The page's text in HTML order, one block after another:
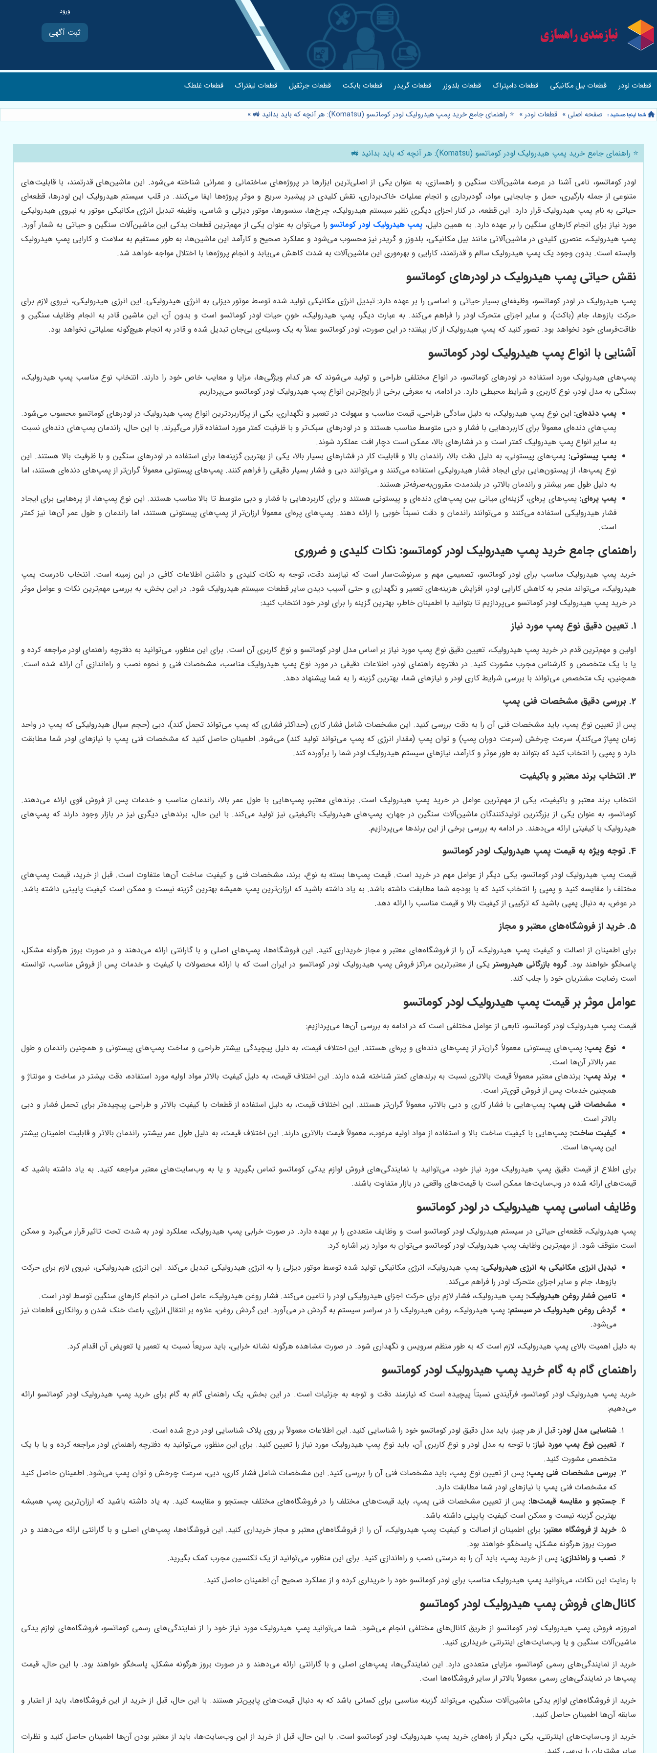
ثبت آگهی
قطعات لودر قطعات بیل مکانیکی قطعات دامپتراک قطعات بلدوزر قطعات گریدر قطعات بابکت قطعات جرثقیل قطعات لیفتراک قطعات غلطک
صفحه اصلی » قطعات لودر» ⭐️ راهنمای جامع خرید پمپ هیدرولیک لودر کوماتسو (Komatsu): هر آنچه که باید بدانید 🚜 »
⭐️ راهنمای جامع خرید پمپ هیدرولیک لودر کوماتسو (Komatsu): هر آنچه که باید بدانید 🚜
لودر کوماتسو، نامی آشنا در عرصه ماشین‌آلات سنگین و راهسازی، به عنوان یکی از اصلی‌ترین ابزارها در پروژه‌های ساختمانی و عمرانی شناخته می‌شود. این ماشین‌های قدرتمند، با قابلیت‌های
متنوعی از جمله بارگیری، حمل و جابجایی مواد، گودبرداری و انجام عملیات خاک‌برداری، نقش کلیدی در پیشبرد سریع و موثر پروژه‌ها ایفا می‌کنند. در قلب سیستم هیدرولیک این لودرها، قطعه‌ای
حیاتی به نام پمپ هیدرولیک قرار دارد. این قطعه، در کنار اجزای دیگری نظیر سیستم هیدرولیک، چرخ‌ها، سنسورها، موتور دیزلی و شاسی، وظیفه تبدیل انرژی مکانیکی موتور به نیروی هیدرولیکی
مورد نیاز برای انجام کارهای سنگین را بر عهده دارد. به همین دلیل، پمپ هیدرولیک لودر کوماتسورا می‌توان به عنوان یکی از مهم‌ترین قطعات یدکی این ماشین‌آلات سنگین و حیاتی به شمار آورد.
پمپ هیدرولیک، عنصری کلیدی در ماشین‌آلاتی مانند بیل مکانیکی، بلدوزر و گریدر نیز محسوب می‌شود و عملکرد صحیح و کارآمد این ماشین‌ها، به طور مستقیم به سلامت و کارایی پمپ هیدرولیک
وابسته است. بدون وجود یک پمپ هیدرولیک سالم و قدرتمند، کارایی و بهره‌وری این ماشین‌آلات به شدت کاهش می‌یابد و انجام پروژه‌ها با اختلال مواجه خواهد شد.
نقش حیاتی پمپ هیدرولیک در لودرهای کوماتسو
پمپ هیدرولیک در لودر کوماتسو، وظیفه‌ای بسیار حیاتی و اساسی را بر عهده دارد: تبدیل انرژی مکانیکی تولید شده توسط موتور دیزلی به انرژی هیدرولیکی. این انرژی هیدرولیکی، نیروی لازم برای
حرکت بازوها، جام (باکت)، و سایر اجزای متحرک لودر را فراهم می‌کند. به عبارت دیگر، پمپ هیدرولیک، خونِ حیات لودر کوماتسو است و بدون آن، این ماشین قادر به انجام وظایف سنگین و
طاقت‌فرسای خود نخواهد بود. تصور کنید که پمپ هیدرولیک از کار بیفتد؛ در این صورت، لودر کوماتسو عملاً به یک وسیله‌ی بی‌جان تبدیل شده و قادر به انجام هیچ‌گونه عملیاتی نخواهد بود.
آشنایی با انواع پمپ هیدرولیک لودر کوماتسو
پمپ‌های هیدرولیک مورد استفاده در لودرهای کوماتسو، در انواع مختلفی طراحی و تولید می‌شوند که هر کدام ویژگی‌ها، مزایا و معایب خاص خود را دارند. انتخاب نوع مناسب پمپ هیدرولیک،
بستگی به مدل لودر، نوع کاربری و شرایط محیطی دارد. در ادامه، به معرفی برخی از رایج‌ترین انواع پمپ هیدرولیک لودر کوماتسو می‌پردازیم:
پمپ دنده‌ای: این نوع پمپ هیدرولیک، به دلیل سادگی طراحی، قیمت مناسب و سهولت در تعمیر و نگهداری، یکی از پرکاربردترین انواع پمپ هیدرولیک در لودرهای کوماتسو محسوب می‌شود.
پمپ‌های دنده‌ای معمولاً برای کاربردهایی با فشار و دبی متوسط مناسب هستند و در لودرهای سبک‌تر و با ظرفیت کمتر مورد استفاده قرار می‌گیرند. با این حال، راندمان پمپ‌های دنده‌ای نسبت
به سایر انواع پمپ هیدرولیک کمتر است و در فشارهای بالا، ممکن است دچار افت عملکرد شوند.
پمپ پیستونی: پمپ‌های پیستونی، به دلیل دقت بالا، راندمان بالا و قابلیت کار در فشارهای بسیار بالا، یکی از بهترین گزینه‌ها برای استفاده در لودرهای سنگین و با ظرفیت بالا هستند. این
نوع پمپ‌ها، از پیستون‌هایی برای ایجاد فشار هیدرولیکی استفاده می‌کنند و می‌توانند دبی و فشار بسیار دقیقی را فراهم کنند. پمپ‌های پیستونی معمولاً گران‌تر از پمپ‌های دنده‌ای هستند، اما
به دلیل طول عمر بیشتر و راندمان بالاتر، در بلندمدت مقرون‌به‌صرفه‌تر هستند.
پمپ پره‌ای: پمپ‌های پره‌ای، گزینه‌ای میانی بین پمپ‌های دنده‌ای و پیستونی هستند و برای کاربردهایی با فشار و دبی متوسط تا بالا مناسب هستند. این نوع پمپ‌ها، از پره‌هایی برای ایجاد
فشار هیدرولیکی استفاده می‌کنند و می‌توانند راندمان و دقت نسبتاً خوبی را ارائه دهند. پمپ‌های پره‌ای معمولاً ارزان‌تر از پمپ‌های پیستونی هستند، اما راندمان و طول عمر آن‌ها نیز کمتر
است.
راهنمای جامع خرید پمپ هیدرولیک لودر کوماتسو: نکات کلیدی و ضروری
خرید پمپ هیدرولیک مناسب برای لودر کوماتسو، تصمیمی مهم و سرنوشت‌ساز است که نیازمند دقت، توجه به نکات کلیدی و داشتن اطلاعات کافی در این زمینه است. انتخاب نادرست پمپ
هیدرولیک، می‌تواند منجر به کاهش کارایی لودر، افزایش هزینه‌های تعمیر و نگهداری و حتی آسیب دیدن سایر قطعات سیستم هیدرولیک شود. در این بخش، به بررسی مهم‌ترین نکات و عوامل موثر
در خرید پمپ هیدرولیک لودر کوماتسو می‌پردازیم تا بتوانید با اطمینان خاطر، بهترین گزینه را برای لودر خود انتخاب کنید:
1. تعیین دقیق نوع پمپ مورد نیاز
اولین و مهم‌ترین قدم در خرید پمپ هیدرولیک، تعیین دقیق نوع پمپ مورد نیاز بر اساس مدل لودر کوماتسو و نوع کاربری آن است. برای این منظور، می‌توانید به دفترچه راهنمای لودر مراجعه کرده و
یا با یک متخصص و کارشناس مجرب مشورت کنید. در دفترچه راهنمای لودر، اطلاعات دقیقی در مورد نوع پمپ هیدرولیک مناسب، مشخصات فنی و نحوه نصب و راه‌اندازی آن ارائه شده است.
همچنین، یک متخصص می‌تواند با بررسی شرایط کاری لودر و نیازهای شما، بهترین گزینه را به شما پیشنهاد دهد.
2. بررسی دقیق مشخصات فنی پمپ
پس از تعیین نوع پمپ، باید مشخصات فنی آن را به دقت بررسی کنید. این مشخصات شامل فشار کاری (حداکثر فشاری که پمپ می‌تواند تحمل کند)، دبی (حجم سیال هیدرولیکی که پمپ در واحد
زمان پمپاژ می‌کند)، سرعت چرخش (سرعت دوران پمپ) و توان پمپ (مقدار انرژی که پمپ می‌تواند تولید کند) می‌شود. اطمینان حاصل کنید که مشخصات فنی پمپ با نیازهای لودر شما مطابقت
دارد و پمپی را انتخاب کنید که بتواند به طور موثر و کارآمد، نیازهای سیستم هیدرولیک لودر شما را برآورده کند.
3. انتخاب برند معتبر و باکیفیت
انتخاب برند معتبر و باکیفیت، یکی از مهم‌ترین عوامل در خرید پمپ هیدرولیک است. برندهای معتبر، پمپ‌هایی با طول عمر بالا، راندمان مناسب و خدمات پس از فروش قوی ارائه می‌دهند.
کوماتسو، به عنوان یکی از بزرگترین تولیدکنندگان ماشین‌آلات سنگین در جهان، پمپ‌های هیدرولیک باکیفیتی نیز تولید می‌کند. با این حال، برندهای دیگری نیز در بازار وجود دارند که پمپ‌های
هیدرولیک با کیفیتی ارائه می‌دهند. در ادامه به بررسی برخی از این برندها می‌پردازیم.
4. توجه ویژه به قیمت پمپ هیدرولیک لودر کوماتسو
قیمت پمپ هیدرولیک لودر کوماتسو، یکی دیگر از عوامل مهم در خرید است. قیمت پمپ‌ها بسته به نوع، برند، مشخصات فنی و کیفیت ساخت آن‌ها متفاوت است. قبل از خرید، قیمت پمپ‌های
مختلف را مقایسه کنید و پمپی را انتخاب کنید که با بودجه شما مطابقت داشته باشد. به یاد داشته باشید که ارزان‌ترین پمپ همیشه بهترین گزینه نیست و ممکن است کیفیت پایینی داشته باشد.
در عوض، به دنبال پمپی باشید که ترکیبی از کیفیت بالا و قیمت مناسب را ارائه دهد.
5. خرید از فروشگاه‌های معتبر و مجاز
برای اطمینان از اصالت و کیفیت پمپ هیدرولیک، آن را از فروشگاه‌های معتبر و مجاز خریداری کنید. این فروشگاه‌ها، پمپ‌های اصلی و با گارانتی ارائه می‌دهند و در صورت بروز هرگونه مشکل،
پاسخگو خواهند بود. گروه بازرگانی هیدروستر یکی از معتبرترین مراکز فروش پمپ هیدرولیک لودر کوماتسو در ایران است که با ارائه محصولات با کیفیت و خدمات پس از فروش مناسب، توانسته
است رضایت مشتریان خود را جلب کند.
عوامل موثر بر قیمت پمپ هیدرولیک لودر کوماتسو
قیمت پمپ هیدرولیک لودر کوماتسو، تابعی از عوامل مختلفی است که در ادامه به بررسی آن‌ها می‌پردازیم:
نوع پمپ: پمپ‌های پیستونی معمولاً گران‌تر از پمپ‌های دنده‌ای و پره‌ای هستند. این اختلاف قیمت، به دلیل پیچیدگی بیشتر طراحی و ساخت پمپ‌های پیستونی و همچنین راندمان و طول
عمر بالاتر آن‌ها است.
برند پمپ: برندهای معتبر معمولاً قیمت بالاتری نسبت به برندهای کمتر شناخته شده دارند. این اختلاف قیمت، به دلیل کیفیت بالاتر مواد اولیه مورد استفاده، دقت بیشتر در ساخت و مونتاژ و
همچنین خدمات پس از فروش قوی‌تر است.
مشخصات فنی پمپ: پمپ‌هایی با فشار کاری و دبی بالاتر، معمولاً گران‌تر هستند. این اختلاف قیمت، به دلیل استفاده از قطعات با کیفیت بالاتر و طراحی پیچیده‌تر برای تحمل فشار و دبی
بالاتر است.
کیفیت ساخت: پمپ‌هایی با کیفیت ساخت بالا و استفاده از مواد اولیه مرغوب، معمولاً قیمت بالاتری دارند. این اختلاف قیمت، به دلیل طول عمر بیشتر، راندمان بالاتر و قابلیت اطمینان بیشتر
این پمپ‌ها است.
برای اطلاع از قیمت دقیق پمپ هیدرولیک مورد نیاز خود، می‌توانید با نمایندگی‌های فروش لوازم یدکی کوماتسو تماس بگیرید و یا به وب‌سایت‌های معتبر مراجعه کنید. به یاد داشته باشید که
قیمت‌های ارائه شده در وب‌سایت‌ها ممکن است با قیمت‌های واقعی در بازار متفاوت باشند.
وظایف اساسی پمپ هیدرولیک در لودر کوماتسو
پمپ هیدرولیک، قطعه‌ای حیاتی در سیستم هیدرولیک لودر کوماتسو است و وظایف متعددی را بر عهده دارد. در صورت خرابی پمپ هیدرولیک، عملکرد لودر به شدت تحت تاثیر قرار می‌گیرد و ممکن
است متوقف شود. از مهم‌ترین وظایف پمپ هیدرولیک لودر کوماتسو می‌توان به موارد زیر اشاره کرد:
تبدیل انرژی مکانیکی به انرژی هیدرولیکی: پمپ هیدرولیک، انرژی مکانیکی تولید شده توسط موتور دیزلی را به انرژی هیدرولیکی تبدیل می‌کند. این انرژی هیدرولیکی، نیروی لازم برای حرکت
بازوها، جام و سایر اجزای متحرک لودر را فراهم می‌کند.
تامین فشار روغن هیدرولیک: پمپ هیدرولیک، فشار لازم برای حرکت اجزای هیدرولیکی لودر را تامین می‌کند. فشار روغن هیدرولیک، عامل اصلی در انجام کارهای سنگین توسط لودر است.
گردش روغن هیدرولیک در سیستم: پمپ هیدرولیک، روغن هیدرولیک را در سراسر سیستم به گردش در می‌آورد. این گردش روغن، علاوه بر انتقال انرژی، باعث خنک شدن و روانکاری قطعات نیز
می‌شود.
به دلیل اهمیت بالای پمپ هیدرولیک، لازم است که به طور منظم سرویس و نگهداری شود. در صورت مشاهده هرگونه نشانه خرابی، باید سریعاً نسبت به تعمیر یا تعویض آن اقدام کرد.
راهنمای گام به گام خرید پمپ هیدرولیک لودر کوماتسو
خرید پمپ هیدرولیک لودر کوماتسو، فرآیندی نسبتاً پیچیده است که نیازمند دقت و توجه به جزئیات است. در این بخش، یک راهنمای گام به گام برای خرید پمپ هیدرولیک لودر کوماتسو ارائه
می‌دهیم:
شناسایی مدل لودر: قبل از هر چیز، باید مدل دقیق لودر کوماتسو خود را شناسایی کنید. این اطلاعات معمولاً بر روی پلاک شناسایی لودر درج شده است.
تعیین نوع پمپ مورد نیاز: با توجه به مدل لودر و نوع کاربری آن، باید نوع پمپ هیدرولیک مورد نیاز را تعیین کنید. برای این منظور، می‌توانید به دفترچه راهنمای لودر مراجعه کرده و یا با یک
متخصص مشورت کنید.
بررسی مشخصات فنی پمپ: پس از تعیین نوع پمپ، باید مشخصات فنی آن را بررسی کنید. این مشخصات شامل فشار کاری، دبی، سرعت چرخش و توان پمپ می‌شود. اطمینان حاصل کنید
که مشخصات فنی پمپ با نیازهای لودر شما مطابقت دارد.
جستجو و مقایسه قیمت‌ها: پس از تعیین مشخصات فنی پمپ، باید قیمت‌های مختلف را در فروشگاه‌های مختلف جستجو و مقایسه کنید. به یاد داشته باشید که ارزان‌ترین پمپ همیشه
بهترین گزینه نیست و ممکن است کیفیت پایینی داشته باشد.
خرید از فروشگاه معتبر: برای اطمینان از اصالت و کیفیت پمپ هیدرولیک، آن را از فروشگاه‌های معتبر و مجاز خریداری کنید. این فروشگاه‌ها، پمپ‌های اصلی و با گارانتی ارائه می‌دهند و در
صورت بروز هرگونه مشکل، پاسخگو خواهند بود.
نصب و راه‌اندازی: پس از خرید پمپ، باید آن را به درستی نصب و راه‌اندازی کنید. برای این منظور، می‌توانید از یک تکنسین مجرب کمک بگیرید.
با رعایت این نکات، می‌توانید پمپ هیدرولیک مناسب برای لودر کوماتسو خود را خریداری کرده و از عملکرد صحیح آن اطمینان حاصل کنید.
کانال‌های فروش پمپ هیدرولیک لودر کوماتسو
امروزه، فروش پمپ هیدرولیک لودر کوماتسو از طریق کانال‌های مختلفی انجام می‌شود. شما می‌توانید پمپ هیدرولیک مورد نیاز خود را از نمایندگی‌های رسمی کوماتسو، فروشگاه‌های لوازم یدکی
ماشین‌آلات سنگین و یا وب‌سایت‌های اینترنتی خریداری کنید.
خرید از نمایندگی‌های رسمی کوماتسو، مزایای متعددی دارد. این نمایندگی‌ها، پمپ‌های اصلی و با گارانتی ارائه می‌دهند و در صورت بروز هرگونه مشکل، پاسخگو خواهند بود. با این حال، قیمت
پمپ‌ها در نمایندگی‌های رسمی معمولاً بالاتر از سایر فروشگاه‌ها است.
خرید از فروشگاه‌های لوازم یدکی ماشین‌آلات سنگین، می‌تواند گزینه مناسبی برای کسانی باشد که به دنبال قیمت‌های پایین‌تر هستند. با این حال، قبل از خرید از این فروشگاه‌ها، باید از اعتبار و
سابقه آن‌ها اطمینان حاصل کنید.
خرید از وب‌سایت‌های اینترنتی، یکی دیگر از راه‌های خرید پمپ هیدرولیک لودر کوماتسو است. با این حال، قبل از خرید از این وب‌سایت‌ها، باید از معتبر بودن آن‌ها اطمینان حاصل کنید و نظرات